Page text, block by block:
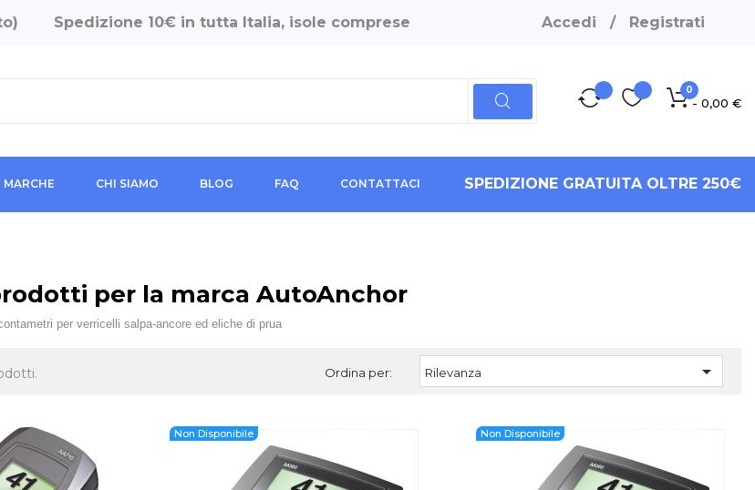
Spedizione 10€ in tutta Italia, isole comprese Accedi / Registrati
0
- 0,00 €
MARCHE CHI SIAMO BLOG FAQ CONTATTACI SPEDIZIONE GRATUITA OLTRE 250€
per la marca AutoAnchor
per verricelli salpa-ancore ed eliche di prua
Ordina per: Rilevanza 
Non Disponibile Non Disponibile